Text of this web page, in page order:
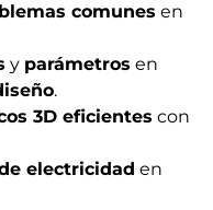
comunes en
y parámetros en
.
3D eficientes con
electricidad en